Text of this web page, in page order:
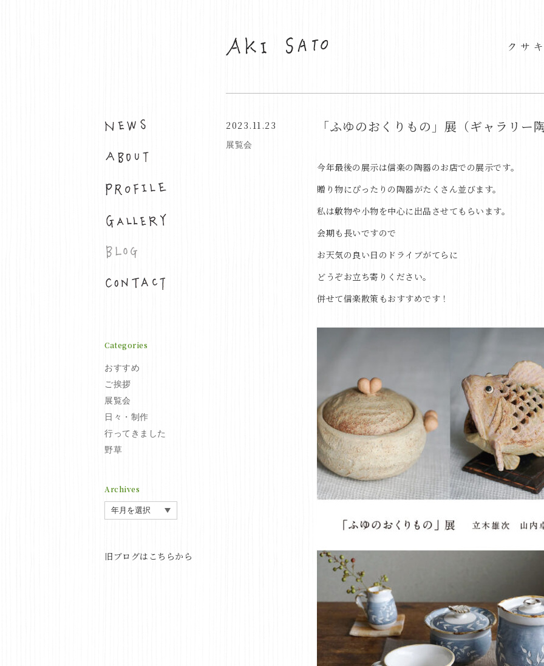
Categories
おすすめ
ご挨拶
展覧会
日々・制作
行ってきました
野草
Archives
旧ブログはこちらから
「ふゆのおくりもの」展（ギャラリ
2023.11.23
展覧会
今年最後の展示は信楽の陶器のお店での展示です。
贈り物にぴったりの陶器がたくさん並びます。
私は敷物や小物を中心に出品させてもらいます。
会期も長いですので
お天気の良い日のドライブがてらに
どうぞお立ち寄りください。
併せて信楽散策もおすすめです！